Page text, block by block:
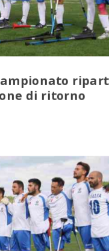
di ritorno